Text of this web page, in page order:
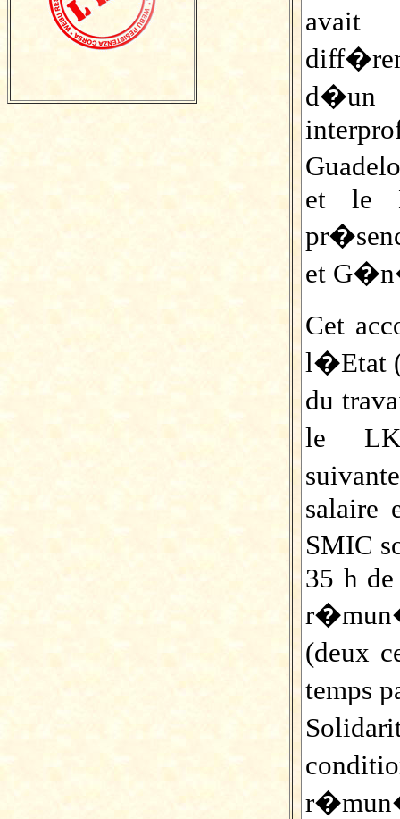
avait
et le
et
Cet
l�Etat
du
le
salaire
SMIC
35 h
(deux
temps